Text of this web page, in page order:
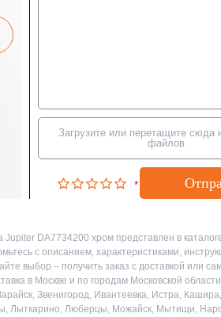
Загрузите или перетащите сюда
файлов
*
DA7734200 хром представлен в
с описанием, характеристиками,
выбор – получить заказ с доставкой или
в Москве и по городам Московской
Звенигород, Ивантеевка, Истра,
Лыткарино, Люберцы, Можайск, Мытищи,